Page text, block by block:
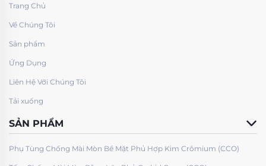
Trang Chủ
Về Chúng Tôi
Sản phẩm
Ứng Dụng
Liên Hệ Với Chúng Tôi
Tải xuống
SẢN PHẨM
Phụ Tùng Chống Mài Mòn Bề Mặt Phủ Hợp Kim Crômium (CCO)